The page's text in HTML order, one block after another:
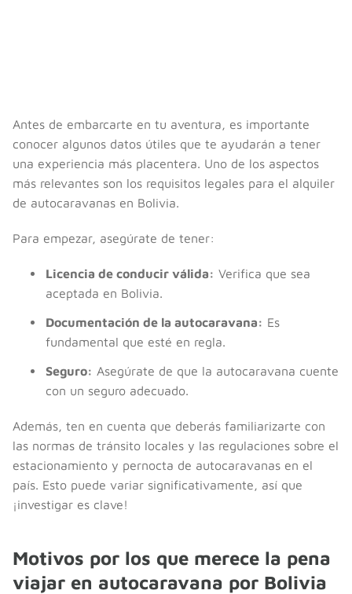
Antes de embarcarte en tu aventura, es importante
conocer algunos datos útiles que te ayudarán a tener
una experiencia más placentera. Uno de los aspectos
más relevantes son los requisitos legales para el alquiler
de autocaravanas en Bolivia.
Para empezar, asegúrate de tener:
Licencia de conducir válida: Verifica que sea
aceptada en Bolivia.
Documentación de la autocaravana: Es
fundamental que esté en regla.
Seguro: Asegúrate de que la autocaravana cuente
con un seguro adecuado.
Además, ten en cuenta que deberás familiarizarte con
las normas de tránsito locales y las regulaciones sobre el
estacionamiento y pernocta de autocaravanas en el
país. Esto puede variar significativamente, así que
¡investigar es clave!
Motivos por los que merece la pena
viajar en autocaravana por Bolivia